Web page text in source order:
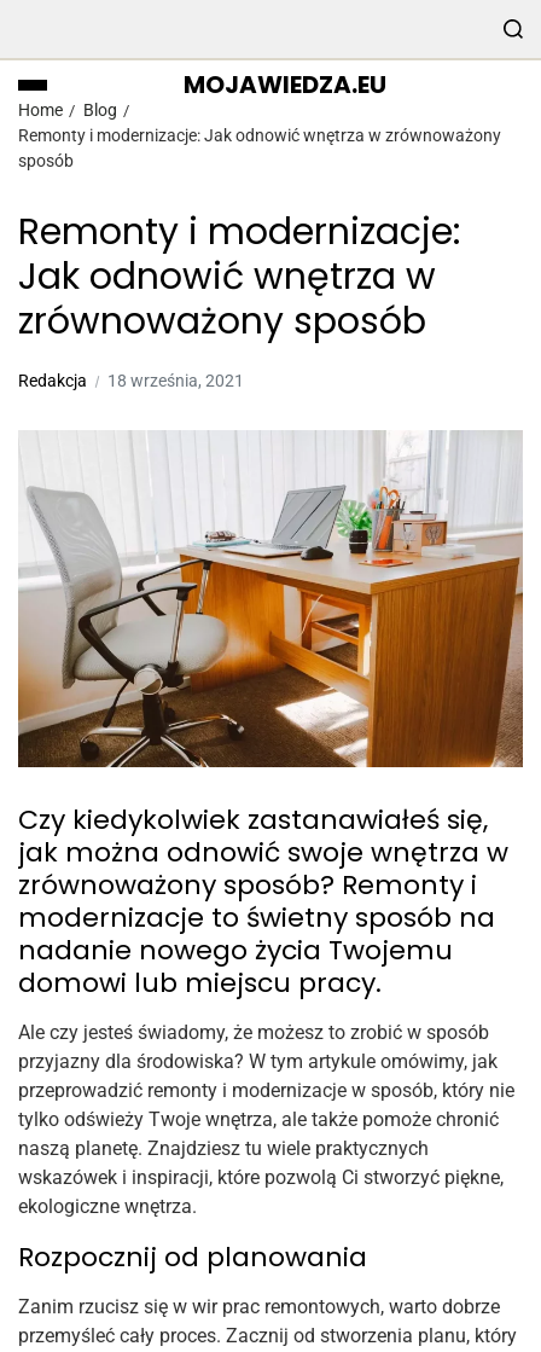
MOJAWIEDZA.EU
Home
Blog
Remonty i modernizacje: Jak odnowić wnętrza w zrównoważony
sposób
Remonty i modernizacje:
Jak odnowić wnętrza w
zrównoważony sposób
Redakcja 18 września, 2021
Czy kiedykolwiek zastanawiałeś się,
jak można odnowić swoje wnętrza w
zrównoważony sposób? Remonty i
modernizacje to świetny sposób na
nadanie nowego życia Twojemu
domowi lub miejscu pracy.
Ale czy jesteś świadomy, że możesz to zrobić w sposób
przyjazny dla środowiska? W tym artykule omówimy, jak
przeprowadzić remonty i modernizacje w sposób, który nie
tylko odświeży Twoje wnętrza, ale także pomoże chronić
naszą planetę. Znajdziesz tu wiele praktycznych
wskazówek i inspiracji, które pozwolą Ci stworzyć piękne,
ekologiczne wnętrza.
Rozpocznij od planowania
Zanim rzucisz się w wir prac remontowych, warto dobrze
przemyśleć cały proces. Zacznij od stworzenia planu, który